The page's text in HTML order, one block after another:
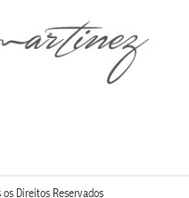
Direitos Reservados